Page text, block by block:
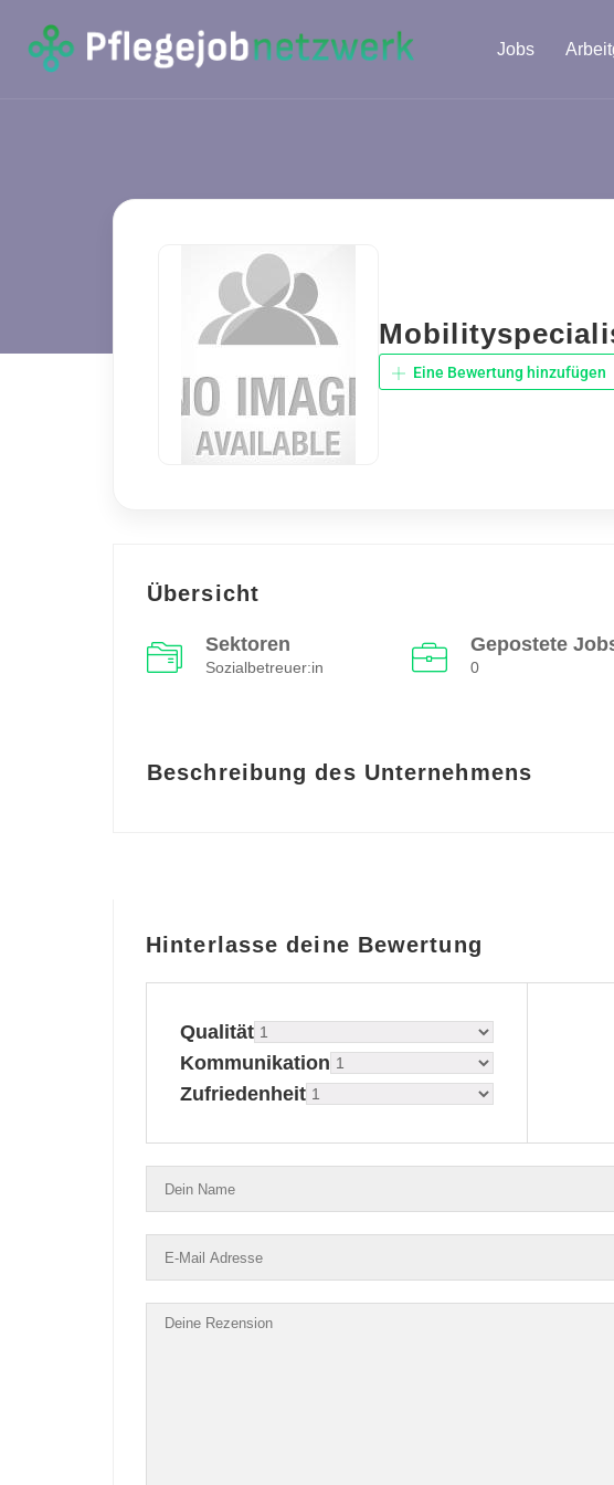
Jobs
Eine Bewertung hinzufügen
Übersicht
Sektoren
Sozialbetreuer:in
Gepostete
0
Beschreibung des Unternehmens
Hinterlasse deine Bewertung
Qualität
Kommunikation
Zufriedenheit